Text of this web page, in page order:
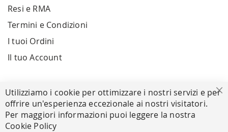
Resi e RMA
Termini e Condizioni
I tuoi Ordini
Il tuo Account
Utilizziamo i cookie per ottimizzare i nostri servizi e per
offrire un'esperienza eccezionale ai nostri visitatori.
Per maggiori informazioni puoi leggere la nostra
Cookie Policy